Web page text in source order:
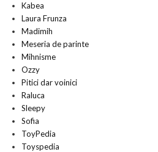
Kabea
Laura Frunza
Madimih
Meseria de parinte
Mihnisme
Ozzy
Pitici dar voinici
Raluca
Sleepy
Sofia
ToyPedia
Toyspedia